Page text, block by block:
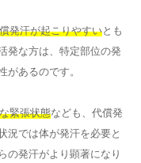
発汗が起こりやすいとも
発な方は、特定部位の発
があるのです。
緊張状態なども、代償発
況では体が発汗を必要と
の発汗がより顕著になり